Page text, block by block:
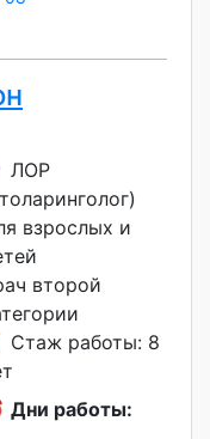
ЛОР
взрослых и
второй
Стаж работы: 8
Дни работы: